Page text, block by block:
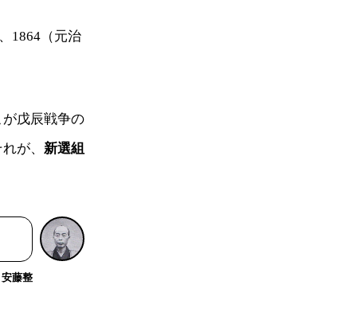
1864（元治
戊辰戦争の
が、 新選組
安藤整